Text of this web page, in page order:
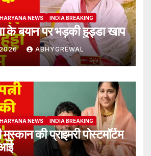
HARYANA NEWS INDIA BREAKING
के बयान पर भड़की हुड्डा खाप
2026 ABHYGREWAL
HARYANA NEWS INDIA BREAKING
की प्राइमरी पोस्टमॉर्टम
आई